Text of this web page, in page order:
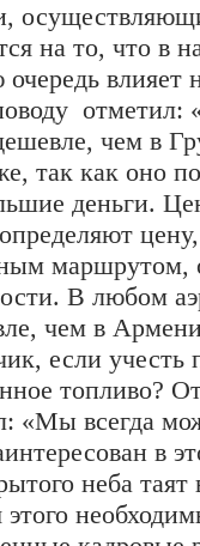
на то, что в
влияет
отметил:
чем в
так как оно
деньги.
маршрутом,
В любом
чем в
если учесть
топливо?
«Мы всегда
в
неба
этого